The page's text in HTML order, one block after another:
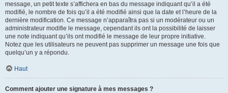
message, un petit texte s’affichera en bas du message indiquant qu’il a été
modifié, le nombre de fois qu’il a été modifié ainsi que la date et l’heure de la
dernière modification. Ce message n’apparaîtra pas si un modérateur ou un
administrateur modifie le message, cependant ils ont la possibilité de laisser
une note indiquant qu’ils ont modifié le message de leur propre initiative.
Notez que les utilisateurs ne peuvent pas supprimer un message une fois que
quelqu’un y a répondu.
Haut
Comment ajouter une signature à mes messages ?